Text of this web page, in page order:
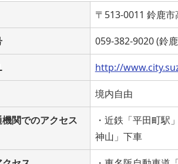
〒513-0011 鈴鹿
059-382-9020 (鈴
http://
境内自由
関でのアクセス
・近鉄「平田町駅
神山」下車